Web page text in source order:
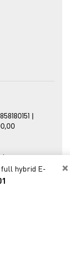
×
full hybrid E-
|